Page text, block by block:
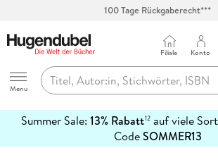
100 Tage Rückgaberecht***
Hugendubel
Menu
Filiale Konto
Summer Sale: 13% Rabatt12auf viele
CodeSOMMER13
erfahren